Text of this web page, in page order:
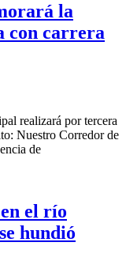
la
con carrera
realizará por tercera
Nuestro Corredor de
de
el río
hundió